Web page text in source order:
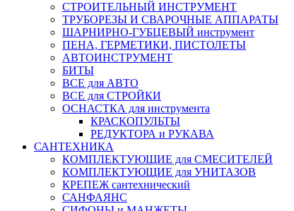
СТРОИТЕЛЬНЫЙ ИНСТРУМЕНТ
ТРУБОРЕЗЫ И СВАРОЧНЫЕ АППАРАТЫ
ШАРНИРНО-ГУБЦЕВЫЙ инструмент
ПЕНА, ГЕРМЕТИКИ, ПИСТОЛЕТЫ
АВТОИНСТРУМЕНТ
БИТЫ
ВСЕ для АВТО
ВСЕ для СТРОЙКИ
ОСНАСТКА для инструмента
КРАСКОПУЛЬТЫ
РЕДУКТОРА и РУКАВА
САНТЕХНИКА
КОМПЛЕКТУЮЩИЕ для СМЕСИТЕЛЕЙ
КОМПЛЕКТУЮЩИЕ для УНИТАЗОВ
КРЕПЕЖ сантехнический
САНФАЯНС